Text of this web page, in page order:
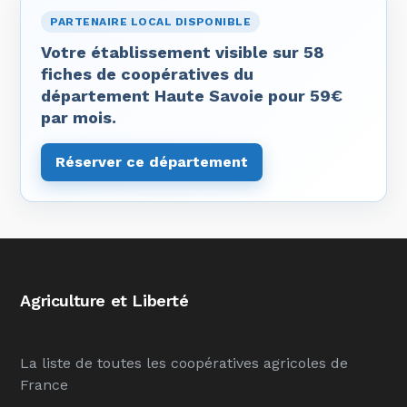
PARTENAIRE LOCAL DISPONIBLE
Votre établissement visible sur 58
fiches de coopératives du
département Haute Savoie pour 59€
par mois.
Réserver ce département
Agriculture et Liberté
La liste de toutes les coopératives agricoles de
France